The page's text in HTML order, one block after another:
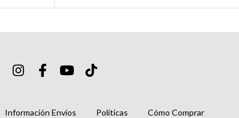
Información Envíos Políticas Cómo Comprar